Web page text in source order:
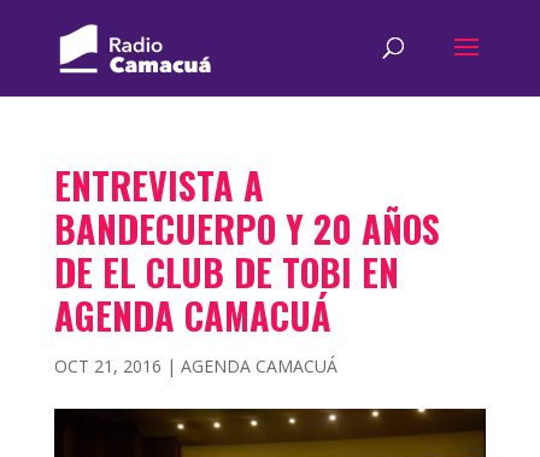
ENTREVISTA A
BANDECUERPO Y 20 AÑOS
DE EL CLUB DE TOBI EN
AGENDA CAMACUÁ
OCT 21, 2016 | AGENDA CAMACUÁ